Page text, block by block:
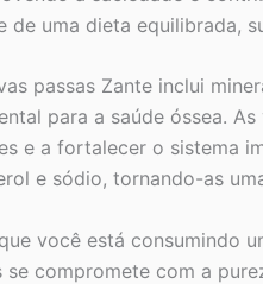
de uma dieta equilibrada,
passas Zante inclui
para a saúde óssea.
e a fortalecer o sistema
e sódio, tornando-as
você está consumindo
se compromete com a